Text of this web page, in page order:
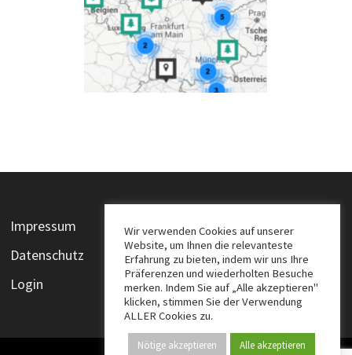
Impressum
Datenschutz
Login
Wir verwenden Cookies auf unserer
Website, um Ihnen die relevanteste
Erfahrung zu bieten, indem wir uns Ihre
Präferenzen und wiederholten Besuche
merken. Indem Sie auf „Alle akzeptieren"
klicken, stimmen Sie der Verwendung
ALLER Cookies zu.
Nötige akzeptieren Alle akzeptieren